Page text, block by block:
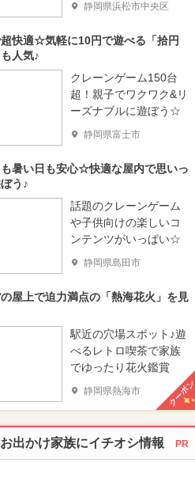
静岡県浜松市中央区
快適☆気軽に10円で遊べる「拾円
人気♪
クレーンゲーム150台
超！親子でワクワク&リ
ーズナブルに遊ぼう☆
静岡県富士市
暑い日も安心☆快適な屋内で思いっ
う♪
話題のクレーンゲーム
や子供向けの楽しいコ
ンテンツがいっぱい☆
静岡県島田市
屋上で迫力満点の「熱海花火」を見
駅近の穴場スポット♪遊
べるレトロ喫茶で家族
でゆったり花火鑑賞
静岡県熱海市 クーポン
出かけ家族にイチオシ情報 PR